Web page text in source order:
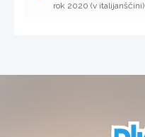
rok 2020 (v italijanščini)